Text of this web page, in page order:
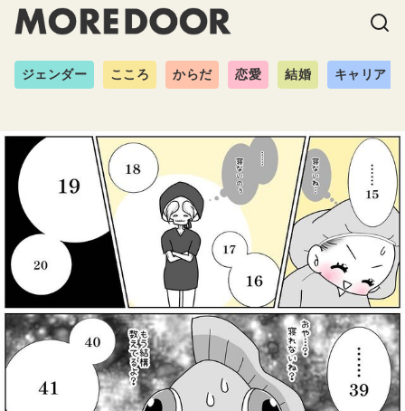
ジェンダー こころ からだ 恋愛 結婚 キャリア